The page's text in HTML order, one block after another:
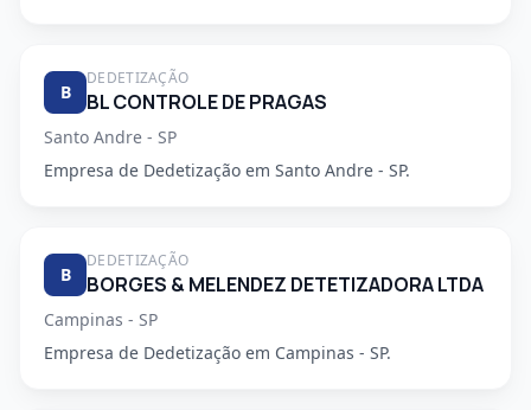
B
DEDETIZAÇÃO
BL CONTROLE DE PRAGAS
Santo Andre - SP
Empresa de Dedetização em Santo Andre - SP.
B
DEDETIZAÇÃO
BORGES & MELENDEZ DETETIZADORA LTDA
Campinas - SP
Empresa de Dedetização em Campinas - SP.